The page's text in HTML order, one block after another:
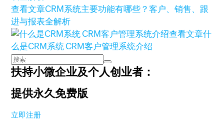
查看文章CRM系统主要功能有哪些？客户、销售、跟
进与报表全解析
查看文章什
么是CRM系统 CRM客户管理系统介绍
扶持小微企业及个人创业者：
提供永久免费版
立即注册